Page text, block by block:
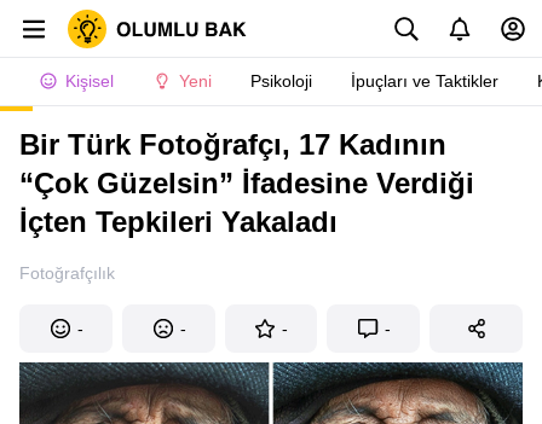
Kişisel Yeni Psikoloji İpuçları ve Taktikler
Bir Türk Fotoğrafçı, 17 Kadının
“Çok Güzelsin” İfadesine Verdiği
İçten Tepkileri Yakaladı
Fotoğrafçılık
- - - -